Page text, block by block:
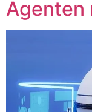
Agenten